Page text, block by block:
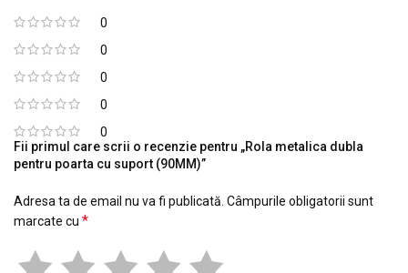
0
0
0
0
0
Fii primul care scrii o recenzie pentru „Rola metalica dubla
pentru poarta cu suport (90MM)”
Adresa ta de email nu va fi publicată. Câmpurile obligatorii sunt
marcate cu *